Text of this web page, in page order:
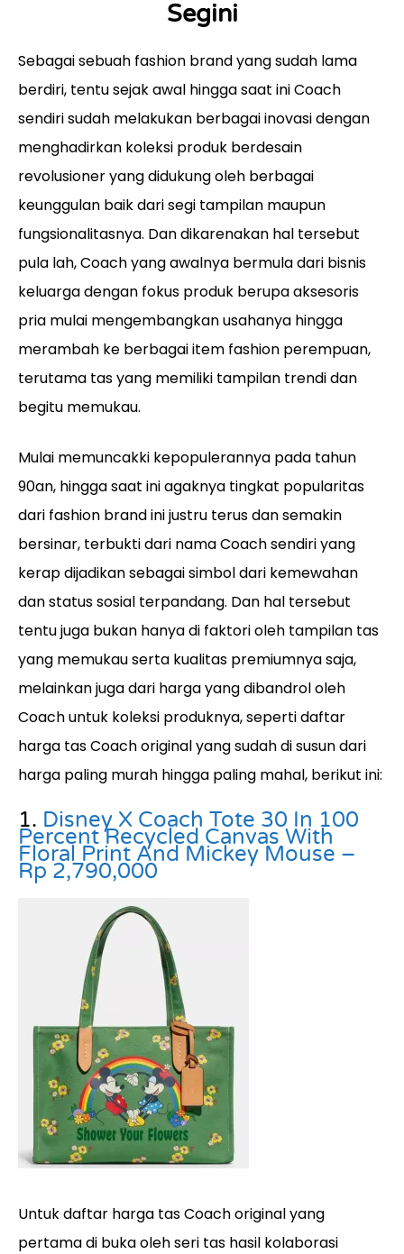
Segini
Sebagai sebuah fashion brand yang sudah lama
berdiri, tentu sejak awal hingga saat ini Coach
sendiri sudah melakukan berbagai inovasi dengan
menghadirkan koleksi produk berdesain
revolusioner yang didukung oleh berbagai
keunggulan baik dari segi tampilan maupun
fungsionalitasnya. Dan dikarenakan hal tersebut
pula lah, Coach yang awalnya bermula dari bisnis
keluarga dengan fokus produk berupa aksesoris
pria mulai mengembangkan usahanya hingga
merambah ke berbagai item fashion perempuan,
terutama tas yang memiliki tampilan trendi dan
begitu memukau.
Mulai memuncakki kepopulerannya pada tahun
90an, hingga saat ini agaknya tingkat popularitas
dari fashion brand ini justru terus dan semakin
bersinar, terbukti dari nama Coach sendiri yang
kerap dijadikan sebagai simbol dari kemewahan
dan status sosial terpandang. Dan hal tersebut
tentu juga bukan hanya di faktori oleh tampilan tas
yang memukau serta kualitas premiumnya saja,
melainkan juga dari harga yang dibandrol oleh
Coach untuk koleksi produknya, seperti daftar
harga tas Coach original yang sudah di susun dari
harga paling murah hingga paling mahal, berikut ini:
1. Disney X Coach Tote 30 In 100
Percent Recycled Canvas With
Floral Print And Mickey Mouse –
Rp 2,790,000
Untuk daftar harga tas Coach original yang
pertama di buka oleh seri tas hasil kolaborasi